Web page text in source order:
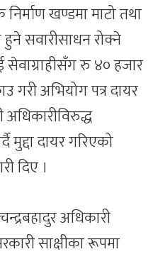
खण्डमा माटो तथा
हुने सवारीसाधन रोक्ने
सेवाग्राहीसँग रु ४० हजार
गरी अभियोग पत्र दायर
मुद्दा दायर गरिएको
दिए ।
अधिकारी
साक्षीका रूपमा